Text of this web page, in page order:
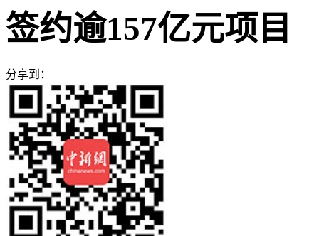
签约逾157亿元项目
分享到：